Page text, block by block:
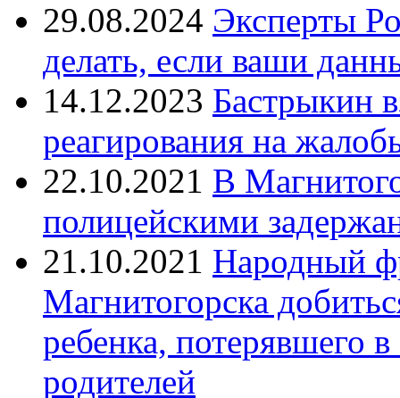
29.08.2024 Эксперты
делать, если ваши
14.12.2023 Бастрыкин
реагирования на
22.10.2021 В
полицейскими
21.10.2021 Народный
Магнитогорска
ребенка, потерявшего
родителей